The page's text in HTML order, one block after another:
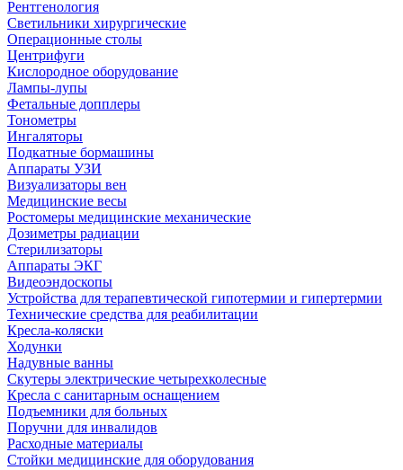
Рентгенология
Светильники хирургические
Операционные столы
Центрифуги
Кислородное оборудование
Лампы-лупы
Фетальные допплеры
Тонометры
Ингаляторы
Подкатные бормашины
Аппараты УЗИ
Визуализаторы вен
Медицинские весы
Ростомеры медицинские механические
Дозиметры радиации
Стерилизаторы
Аппараты ЭКГ
Видеоэндоскопы
Устройства для терапевтической гипотермии и гипертермии
Технические средства для реабилитации
Кресла-коляски
Ходунки
Надувные ванны
Скутеры электрические четырехколесные
Кресла с санитарным оснащением
Подъемники для больных
Поручни для инвалидов
Расходные материалы
Стойки медицинские для оборудования